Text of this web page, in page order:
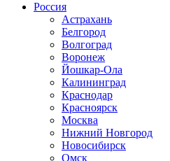
Россия
Астрахань
Белгород
Волгоград
Воронеж
Йошкар-Ола
Калининград
Краснодар
Красноярск
Москва
Нижний Новгород
Новосибирск
Омск